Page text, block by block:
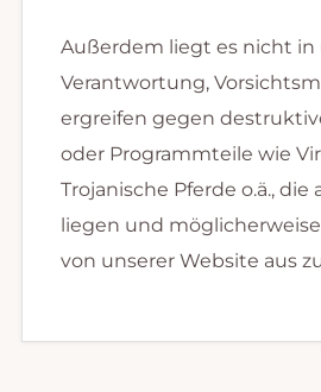
Außerdem liegt es nicht in
Verantwortung,
ergreifen gegen
oder Programmteile wie
Trojanische Pferde o.ä., die
liegen und
von unserer Website aus